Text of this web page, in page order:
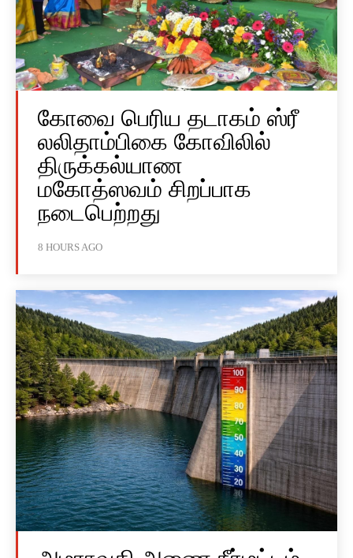
கோவை பெரிய தடாகம் ஸ்ரீ
லலிதாம்பிகை கோவிலில்
திருக்கல்யாண
மகோத்ஸவம் சிறப்பாக
நடைபெற்றது
8 HOURS AGO